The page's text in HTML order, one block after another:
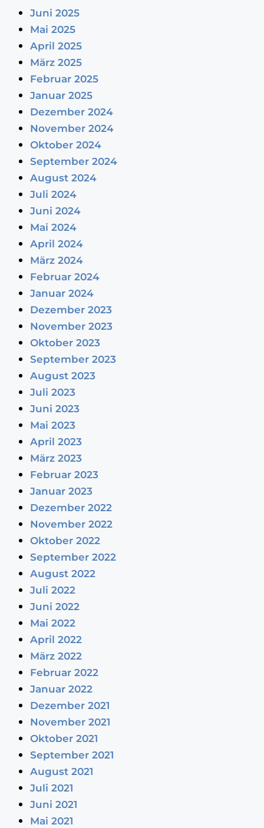
Juni 2025
Mai 2025
April 2025
März 2025
Februar 2025
Januar 2025
Dezember 2024
November 2024
Oktober 2024
September 2024
August 2024
Juli 2024
Juni 2024
Mai 2024
April 2024
März 2024
Februar 2024
Januar 2024
Dezember 2023
November 2023
Oktober 2023
September 2023
August 2023
Juli 2023
Juni 2023
Mai 2023
April 2023
März 2023
Februar 2023
Januar 2023
Dezember 2022
November 2022
Oktober 2022
September 2022
August 2022
Juli 2022
Juni 2022
Mai 2022
April 2022
März 2022
Februar 2022
Januar 2022
Dezember 2021
November 2021
Oktober 2021
September 2021
August 2021
Juli 2021
Juni 2021
Mai 2021